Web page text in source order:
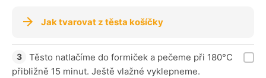
Jak tvarovat z těsta košíčky
Těsto natlačíme do formiček a pečeme při 180°C
přibližně 15 minut. Ještě vlažné vyklepneme.